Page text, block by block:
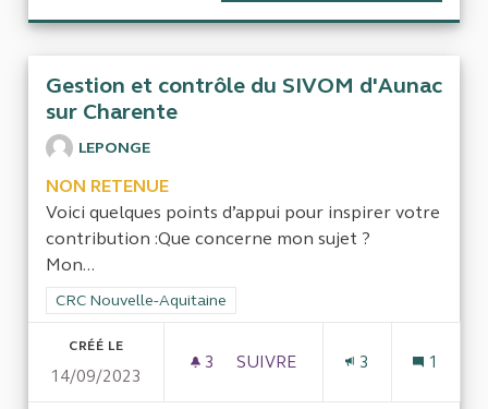
Gestion et contrôle du SIVOM d'Aunac
sur Charente
LEPONGE
NON RETENUE
Voici quelques points d’appui pour inspirer votre
contribution :Que concerne mon sujet ?
Mon...
Filtrer les résultats de la catégorie : CRC Nouvelle-Aquitaine
CRC Nouvelle-Aquitaine
CRÉÉ LE
14/09/2023
3 3 ABONNÉS
SUIVRE
3 1